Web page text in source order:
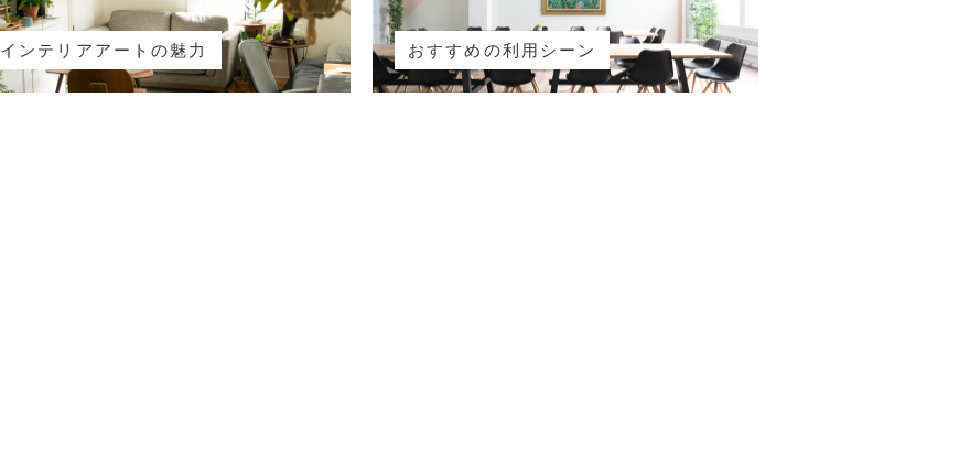
インテリアアートの魅力 おすすめの利用シーン